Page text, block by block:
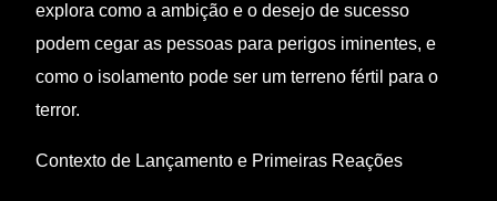
explora como a ambição e o desejo de sucesso
podem cegar as pessoas para perigos iminentes, e
como o isolamento pode ser um terreno fértil para o
terror.
Contexto de Lançamento e Primeiras Reações